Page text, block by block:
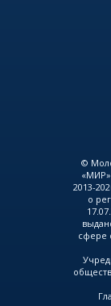
©
2013-
о
сфере